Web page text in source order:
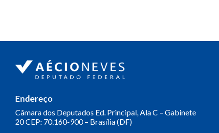
Endereço
Câmara dos Deputados Ed. Principal, Ala C – Gabinete
20CEP: 70.160-900 – Brasília (DF)